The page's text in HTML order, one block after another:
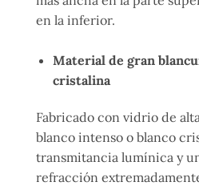
en la inferior.
Material de gran
cristalina
Fabricado con vidrio de
blanco intenso o blanco
transmitancia lumínica y
refracción